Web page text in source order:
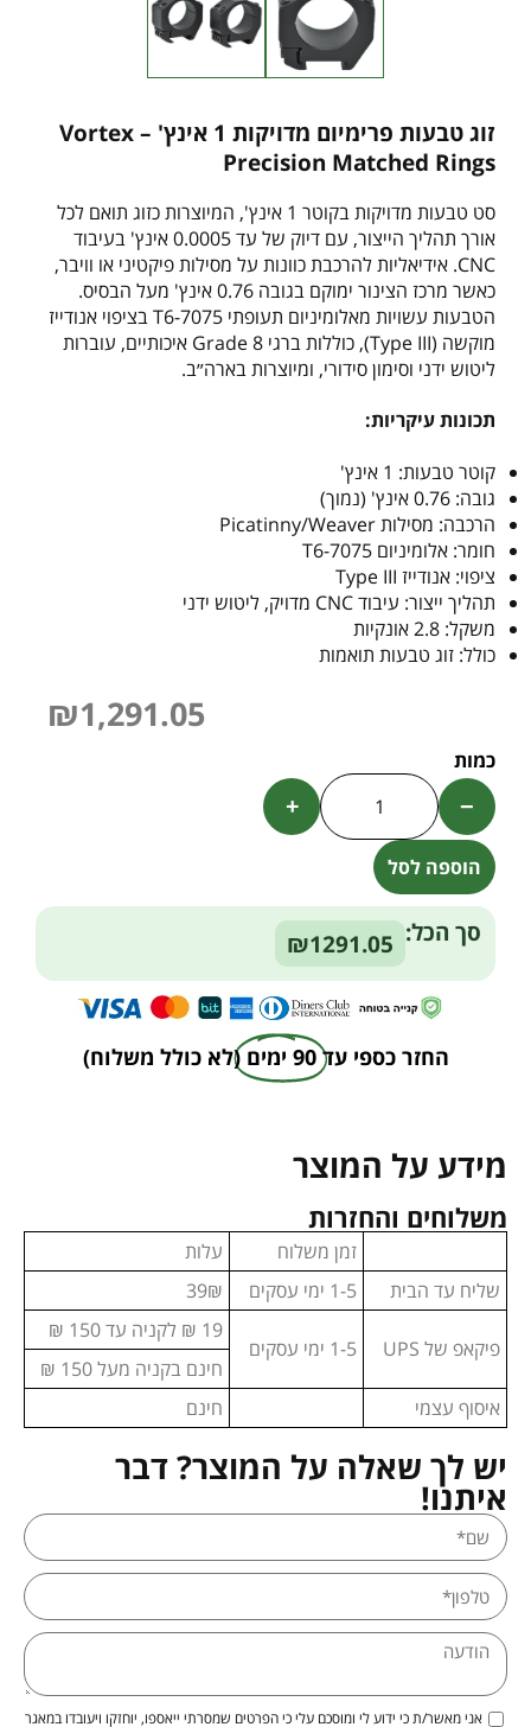
זוג טבעות פרימיום מדויקות 1 אינץ' – Vortex
Precision Matched Rings
סט טבעות מדויקות בקוטר 1 אינץ', המיוצרות כזוג תואם לכל
אורך תהליך הייצור, עם דיוק של עד 0.0005 אינץ' בעיבוד
CNC. אידיאליות להרכבת כוונות על מסילות פיקטיני או וויבר,
כאשר מרכז הצינור ימוקם בגובה 0.76 אינץ' מעל הבסיס.
הטבעות עשויות מאלומיניום תעופתי 7075-T6 בציפוי אנודייז
מוקשה (Type III), כוללות ברגי Grade 8 איכותיים, עוברות
ליטוש ידני וסימון סידורי, ומיוצרות בארה״ב.
תכונות עיקריות:
קוטר טבעות: 1 אינץ'
גובה: 0.76 אינץ' (נמוך)
הרכבה: מסילות Picatinny/Weaver
חומר: אלומיניום 7075-T6
ציפוי: אנודייז Type III
תהליך ייצור: עיבוד CNC מדויק, ליטוש ידני
משקל: 2.8 אונקיות
כולל: זוג טבעות תואמות
₪1,291.05
−
+
הוספה לסל
Alternative:
סך הכל: ₪1291.05
החזר כספי עד 90 ימים (לא כולל משלוח)
מידע על המוצר
משלוחים והחזרות
זמן משלוח
עלות
שליח עד הבית
1-5 ימי עסקים 39₪
פיקאפ של UPS 1-5 ימי עסקים
19 ₪ לקניה עד 150 ₪
חינם בקניה מעל 150 ₪
איסוף עצמי
חינם
יש לך שאלה על המוצר? דבר
איתנו!
אני מאשר/ת כי ידוע לי ומוסכם עלי כי הפרטים שמסרתי ייאספו, יוחזקו ויעובדו במאגר